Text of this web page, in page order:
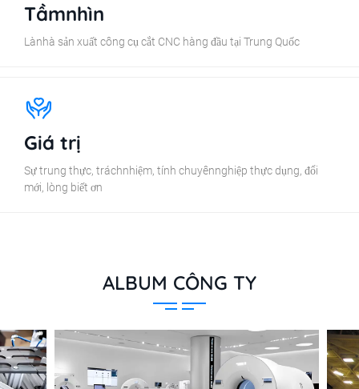
Tầmnhìn
Lànhà sản xuất công cụ cắt CNC hàng đầu tại Trung Quốc
Giá trị
Sự trung thực, tráchnhiệm, tính chuyênnghiệp thực dụng, đổi
mới, lòng biết ơn
ALBUM CÔNG TY